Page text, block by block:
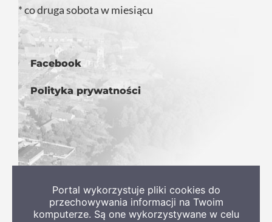
* co druga sobota w miesiącu
Facebook
Polityka prywatności
Portal wykorzystuje pliki cookies do
przechowywania informacji na Twoim
komputerze. Są one wykorzystywane w celu